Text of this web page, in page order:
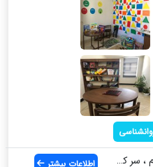
کوچ... اطلاعات بیشتر